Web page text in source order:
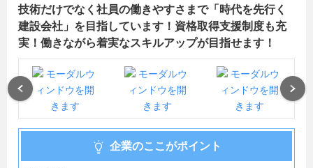
技術だけでなく社員の働きやすさまで「時代を先行く
建設会社」を目指しています！資格取得支援制度も充
実！働きながら着実なスキルアップが目指せます！
企業のここがポイント